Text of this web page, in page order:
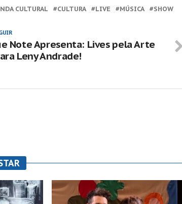
CULTURAL CULTURA LIVE MÚSICA SHOW
Note Apresenta: Lives pela Arte
Leny Andrade!